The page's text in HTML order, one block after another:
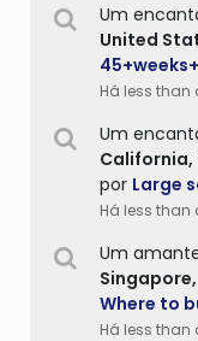
Um
United
Há less than
Um
California,
por Large
Há less than
Um
Singapore,
Where to
Há less than